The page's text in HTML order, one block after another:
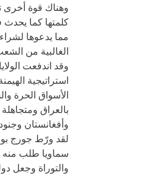
وهناك قوة أخرى
كلمتها كما
مما يدعوها
الغالبية من
وقد اندفعت
استراتيجية
الأسواق الحرة
بالعراق
وأفغانستان
لقد ورّط جورج
سماويا طلب منه
والتوراة وجعل